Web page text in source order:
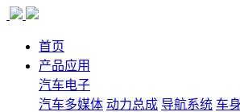
首页
产品应用
汽车电子
汽车多媒体 动力总成 导航系统 车